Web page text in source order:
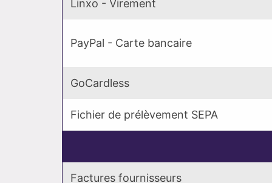
Linxo - Virement
PayPal - Carte bancaire
GoCardless
Fichier de prélèvement SEPA
Factures fournisseurs